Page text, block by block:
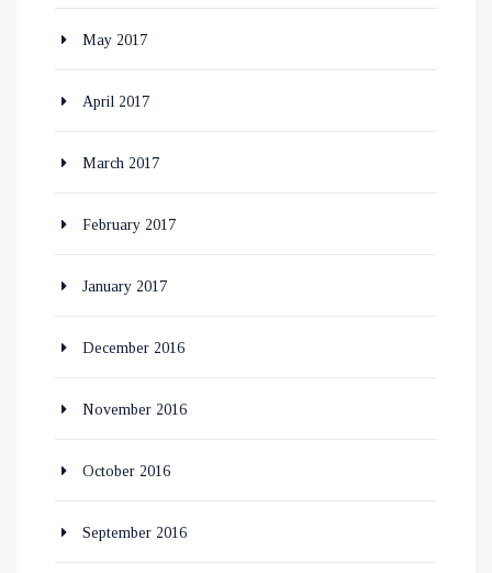
May 2017
April 2017
March 2017
February 2017
January 2017
December 2016
November 2016
October 2016
September 2016